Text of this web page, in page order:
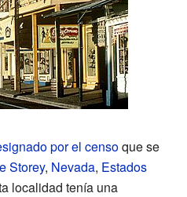
por el censoque se
Storey, Nevada, Estados
localidad tenía una